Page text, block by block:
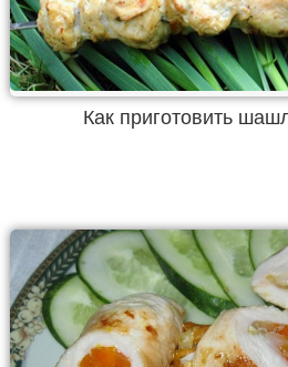
Как приготовить